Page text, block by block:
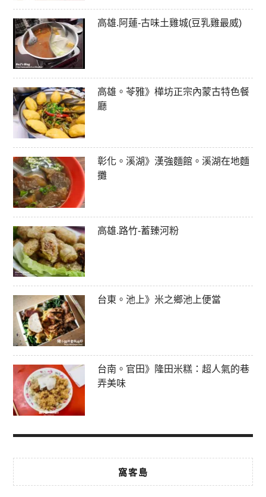
高雄.阿蓮-古味土雞城(豆乳雞最威)
高雄。苓雅》樺坊正宗內蒙古特色餐
廳
彰化。溪湖》漢強麵館。溪湖在地麵
攤
高雄.路竹-蓄臻河粉
台東。池上》米之鄉池上便當
台南。官田》隆田米糕：超人氣的巷
弄美味
窩客島